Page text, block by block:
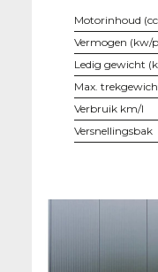
Motorinhoud
Vermogen (kw/
Ledig gewicht
Max.
Verbruik km/l
Versnellingsbak